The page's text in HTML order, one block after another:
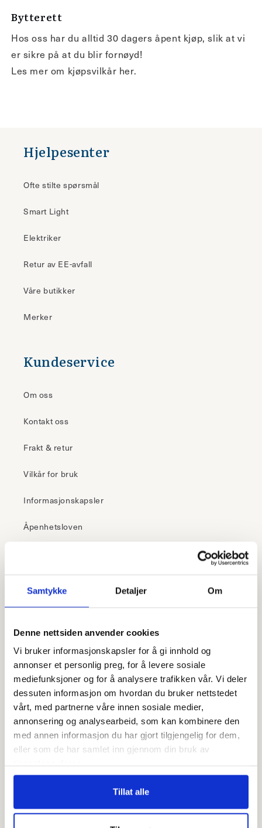
Samtykke Detaljer Om
Denne nettsiden anvender cookies
Vi bruker informasjonskapsler for å gi innhold og
annonser et personlig preg, for å levere sosiale
mediefunksjoner og for å analysere trafikken vår. Vi deler
dessuten informasjon om hvordan du bruker nettstedet
vårt, med partnerne våre innen sosiale medier,
annonsering og analysearbeid, som kan kombinere den
med annen informasjon du har gjort tilgjengelig for dem,
eller som de har samlet inn gjennom din bruk av
Tillat alle
Bytterett
Hos oss har du alltid 30 dagers åpent kjøp, slik at vi
er sikre på at du blir fornøyd!
Les mer om kjøpsvilkår her.
Hjelpesenter
Ofte stilte spørsmål
Smart Light
Elektriker
Retur av EE-avfall
Våre butikker
Merker
Kundeservice
Om oss
Kontakt oss
Frakt & retur
Vilkår for bruk
Informasjonskapsler
Åpenhetsloven
Klikk & hent
Frakt fra 99,-
Fri retur i butikk
Rask levering– 1-5 virkedager
Meld deg på vårt nyhetsbrev!
E-post